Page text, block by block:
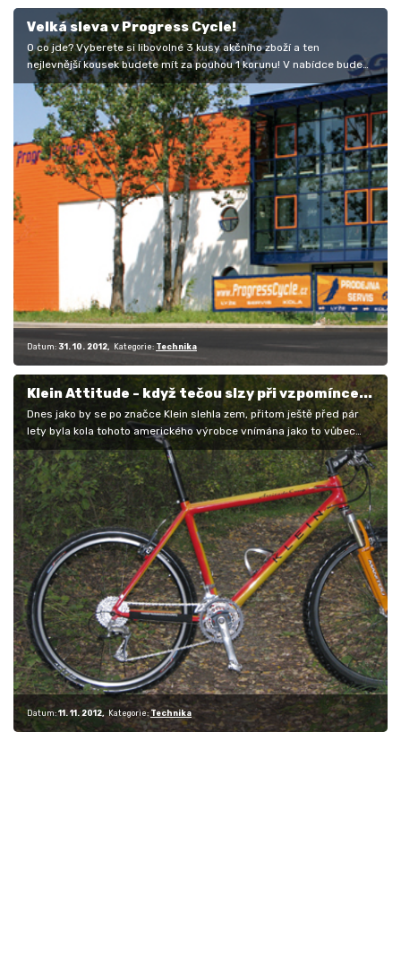
Velká sleva v Progress Cycle!
O co jde? Vyberete si libovolné 3 kusy akčního zboží a ten
nejlevnější kousek budete mít za pouhou 1 korunu! V nabídce bude
zboží…
Datum: 31. 10. 2012 Kategorie: Technika
Klein Attitude - když tečou slzy při vzpomínce...
Dnes jako by se po značce Klein slehla zem, přitom ještě před pár
lety byla kola tohoto amerického výrobce vnímána jako to vůbec
nejlepší,…
Datum: 11. 11. 2012 Kategorie: Technika